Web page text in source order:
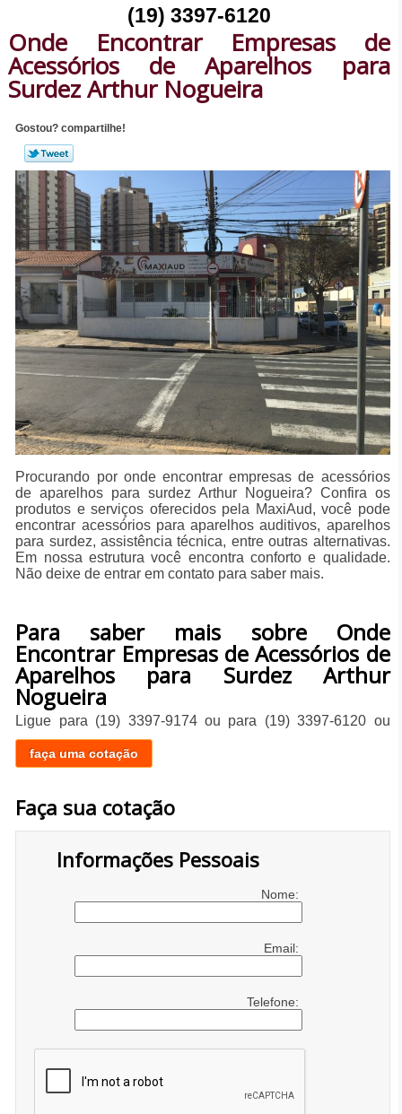
(19) 3397-6120
Onde Encontrar Empresas de
Acessórios de Aparelhos para
Surdez Arthur Nogueira
Gostou? compartilhe!
Procurando por onde encontrar empresas de acessórios
de aparelhos para surdez Arthur Nogueira? Confira os
produtos e serviços oferecidos pela MaxiAud, você pode
encontrar acessórios para aparelhos auditivos, aparelhos
para surdez, assistência técnica, entre outras alternativas.
Em nossa estrutura você encontra conforto e qualidade.
Não deixe de entrar em contato para saber mais.
Para saber mais sobre Onde
Encontrar Empresas de Acessórios de
Aparelhos para Surdez Arthur
Nogueira
Ligue para (19) 3397-9174ou para (19) 3397-6120 ou
faça uma cotação
Faça sua cotação
Informações Pessoais
Nome:
Email:
Telefone: